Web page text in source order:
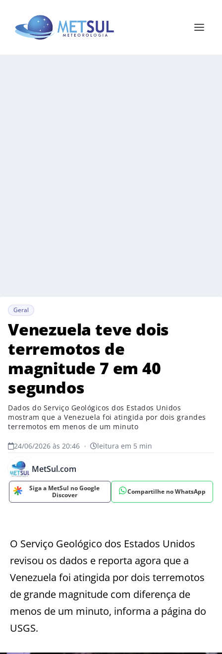
Geral
Venezuela teve dois
terremotos de
magnitude 7 em 40
segundos
Dados do Serviço Geológicos dos Estados Unidos
mostram que a Venezuela foi atingida por dois grandes
terremotos em menos de um minuto
24/06/2026 às 20:46 • leitura em 5 min
MetSul.com
Siga a MetSul no Google
Discover
Compartilhe no WhatsApp
O Serviço Geológico dos Estados Unidos
revisou os dados e reporta agora que a
Venezuela foi atingida por dois terremotos
de grande magnitude com diferença de
menos de um minuto, informa a página do
USGS.